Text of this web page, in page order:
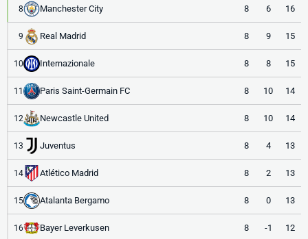
8 Manchester City 8 6 16
9 Real Madrid 8 9 15
10 Internazionale 8 8 15
11 Paris Saint-Germain FC 8 10 14
12 Newcastle United 8 10 14
13 Juventus 8 4 13
14 Atlético Madrid 8 2 13
15 Atalanta Bergamo 8 0 13
16 Bayer Leverkusen 8 -1 12